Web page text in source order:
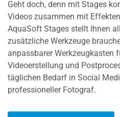
Geht doch, denn mit Stages
Videos zusammen mit
AquaSoft Stages stellt Ihnen
zusätzliche Werkzeuge
anpassbarer Werkzeugkasten
Videoerstellung und
täglichen Bedarf in Social
professioneller Fotograf.